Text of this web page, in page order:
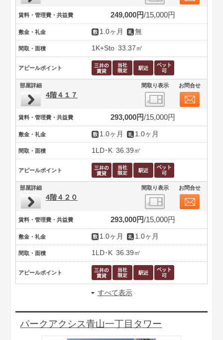
賃料・管理費・共益費 249,000円 15,000円
敷金・礼金 1.0ヶ月 無
間取・面積 1K+Sto 33.37㎡
アピールポイント
部屋詳細 間取り表示 お問合せ
4階４１７
賃料・管理費・共益費 293,000円 15,000円
敷金・礼金 1.0ヶ月 1.0ヶ月
間取・面積 1LD･K 36.39㎡
アピールポイント
部屋詳細 間取り表示 お問合せ
4階４２０
賃料・管理費・共益費 293,000円 15,000円
敷金・礼金 1.0ヶ月 1.0ヶ月
間取・面積 1LD･K 36.39㎡
アピールポイント
すべて表示
パークアクシス青山一丁目タワー